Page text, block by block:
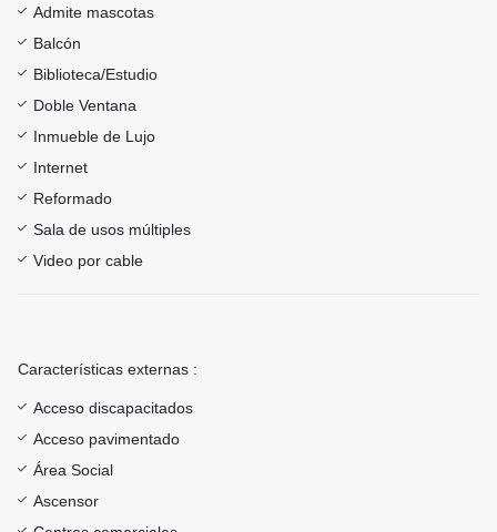
Admite mascotas
Balcón
Biblioteca/Estudio
Doble Ventana
Inmueble de Lujo
Internet
Reformado
Sala de usos múltiples
Video por cable
Características externas :
Acceso discapacitados
Acceso pavimentado
Área Social
Ascensor